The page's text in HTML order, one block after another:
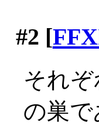
#2 [
それ
の巣